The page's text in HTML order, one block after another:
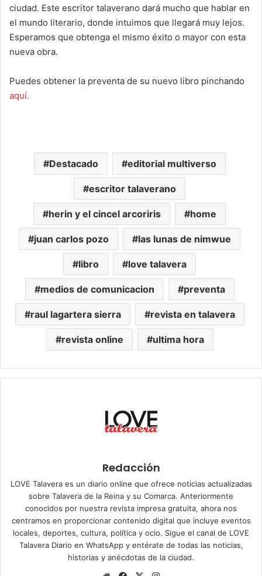
ciudad. Este escritor talaverano dará mucho que hablar en
el mundo literario, donde intuimos que llegará muy lejos.
Esperamos que obtenga el mismo éxito o mayor con esta
nueva obra.
Puedes obtener la preventa de su nuevo libro pinchando
aquí.
Destacado editorial multiverso
escritor talaverano
herin y el cincel arcoriris home
juan carlos pozo las lunas de nimwue
libro love talavera
medios de comunicacion preventa
raul lagartera sierra revista en talavera
revista online ultima hora
Redacción
LOVE Talavera es un diario online que ofrece noticias actualizadas
sobre Talavera de la Reina y su Comarca. Anteriormente
conocidos por nuestra revista impresa gratuita, ahora nos
centramos en proporcionar contenido digital que incluye eventos
locales, deportes, cultura, política y ocio. Sigue el canal de LOVE
Talavera Diario en WhatsAppy entérate de todas las noticias,
historias y anécdotas de la ciudad.